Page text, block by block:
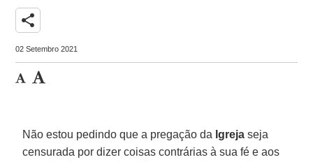
share
02 Setembro 2021
Não estou pedindo que a pregação da Igreja seja
censurada por dizer coisas contrárias à sua fé e aos